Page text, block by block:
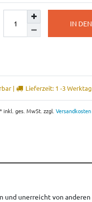
IN
| Lieferzeit: 1 -3
* inkl. ges. MwSt. zzgl. Versandkosten
und unerreicht von